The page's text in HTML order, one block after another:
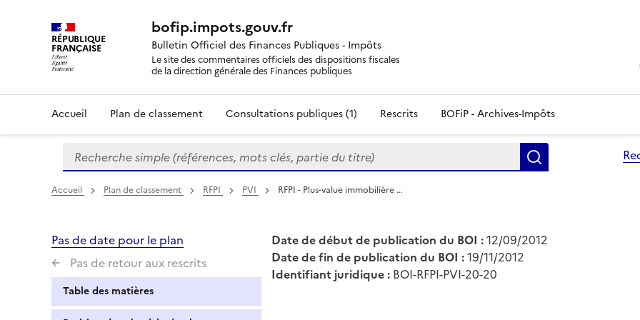
RÉPUBLIQUE
FRANÇAISE
bofip.impots.gouv.fr
Bulletin Officiel des Finances Publiques - Impôts
Le site des commentaires officiels des dispositions fiscales
de la direction générale des Finances publiques
Accueil Plan de classement Consultations publiques (1) Rescrits BOFiP - Archives-Impôts
Formulaire
de
recherche
Recherche simple (références, mots clés, partie du titre)
Accueil Plan de classement RFPI PVI RFPI - Plus-value immobilière …
Pas de date pour le plan
Pas de retour aux rescrits
Table des matières
Date de début de publication du BOI :12/09/2012
Date de fin de publication du BOI :19/11/2012
Identifiant juridique : BOI-RFPI-PVI-20-20